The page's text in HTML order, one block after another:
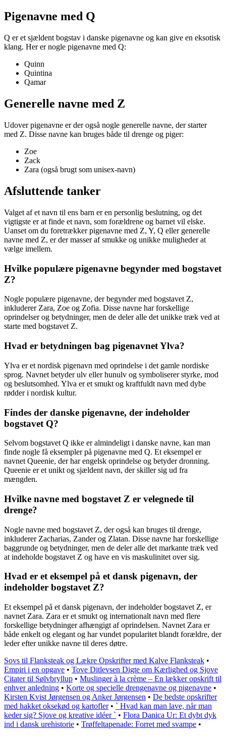
Pigenavne med Q
Q er et sjældent bogstav i danske pigenavne og kan give en eksotisk
klang. Her er nogle pigenavne med Q:
Quinn
Quintina
Qamar
Generelle navne med Z
Udover pigenavne er der også nogle generelle navne, der starter
med Z. Disse navne kan bruges både til drenge og piger:
Zoe
Zack
Zara (også brugt som unisex-navn)
Afsluttende tanker
Valget af et navn til ens barn er en personlig beslutning, og det
vigtigste er at finde et navn, som forældrene og barnet vil elske.
Uanset om du foretrækker pigenavne med Z, Y, Q eller generelle
navne med Z, er der masser af smukke og unikke muligheder at
vælge imellem.
Hvilke populære pigenavne begynder med bogstavet
Z?
Nogle populære pigenavne, der begynder med bogstavet Z,
inkluderer Zara, Zoe og Zofia. Disse navne har forskellige
oprindelser og betydninger, men de deler alle det unikke træk ved at
starte med bogstavet Z.
Hvad er betydningen bag pigenavnet Ylva?
Ylva er et nordisk pigenavn med oprindelse i det gamle nordiske
sprog. Navnet betyder ulv eller hunulv og symboliserer styrke, mod
og beslutsomhed. Ylva er et smukt og kraftfuldt navn med dybe
rødder i nordisk kultur.
Findes der danske pigenavne, der indeholder
bogstavet Q?
Selvom bogstavet Q ikke er almindeligt i danske navne, kan man
finde nogle få eksempler på pigenavne med Q. Et eksempel er
navnet Queenie, der har engelsk oprindelse og betyder dronning.
Queenie er et unikt og sjældent navn, der skiller sig ud fra
mængden.
Hvilke navne med bogstavet Z er velegnede til
drenge?
Nogle navne med bogstavet Z, der også kan bruges til drenge,
inkluderer Zacharias, Zander og Zlatan. Disse navne har forskellige
baggrunde og betydninger, men de deler alle det markante træk ved
at indeholde bogstavet Z og have en vis maskulinitet over sig.
Hvad er et eksempel på et dansk pigenavn, der
indeholder bogstavet Z?
Et eksempel på et dansk pigenavn, der indeholder bogstavet Z, er
navnet Zara. Zara er et smukt og internationalt navn med flere
forskellige betydninger afhængigt af oprindelsen. Navnet Zara er
både enkelt og elegant og har vundet popularitet blandt forældre, der
leder efter unikke navne til deres døtre.
Sovs til Flanksteak og Lækre Opskrifter med Kalve Flanksteak •
Empiri i en opgave • Tove Ditlevsen Digte om Kærlighed og Sjove
Citater til Sølvbryllup • Muslinger à la crème – En lækker opskrift til
enhver anledning • Korte og specielle drengenavne og pigenavne •
Kirsten Kvist Jørgensen og Anker Jørgensen • De bedste opskrifter
med hakket oksekød og kartofler• ` Hvad kan man lave, når man
keder sig? Sjove og kreative idéer ` • Flora Danica Ur: Et dybt dyk
ind i dansk urehistorie • Trøffeltapenade: Forret med svampe •